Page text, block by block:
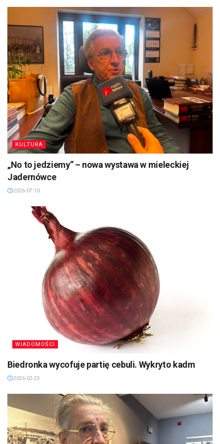
KULTURA
„No to jedziemy” – nowa wystawa w mieleckiej
Jadernówce
2026-07-10
WIADOMOŚCI
Biedronka wycofuje partię cebuli. Wykryto kadm
2026-02-23